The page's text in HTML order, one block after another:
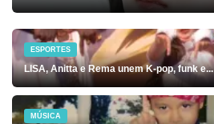
ESPORTES
LISA, Anitta e Rema unem K-pop, funk e...
MÚSICA